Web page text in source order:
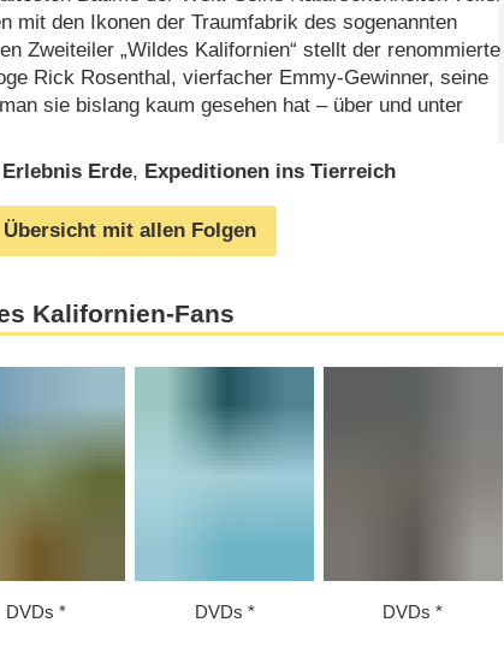
mit den Ikonen der Traumfabrik des sogenannten
Zweiteiler „Wildes Kalifornien“ stellt der renommierte
Rick Rosenthal, vierfacher Emmy-Gewinner, seine
sie bislang kaum gesehen hat – über und unter
Erlebnis Erde, Expeditionen ins Tierreich
Übersicht mit allen Folgen
Kalifornien-Fans
DVDs DVDs DVDs